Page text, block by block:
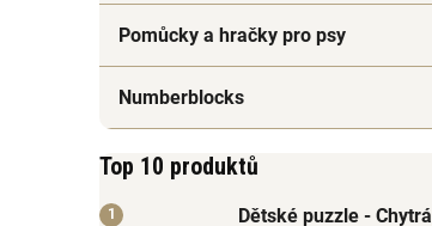
Pomůcky a hračky pro psy
Numberblocks
Top 10 produktů
Dětské puzzle - Chytrá